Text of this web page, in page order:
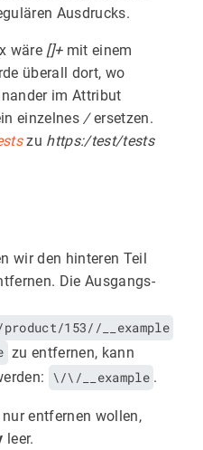
Ausdrucks.
wäre []+mit einem
überall dort, wo
im Attribut
einzelnes/ersetzen.
zu https:/test/tests
wir den hinteren Teil
Die Ausgangs-
153//__example
zu entfernen, kann
\/\/__example .
entfernen wollen,
leer.